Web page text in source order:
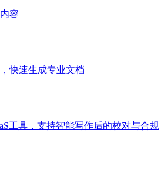
容
快速生成专业文档
工具，支持智能写作后的校对与合规